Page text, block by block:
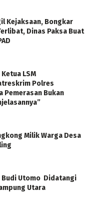
Kejaksaan, Bongkar
Dinas Paksa Buat
LSM
Polres
Pemerasan Bukan
Milik Warga Desa
Budi Utomo Didatangi
Utara